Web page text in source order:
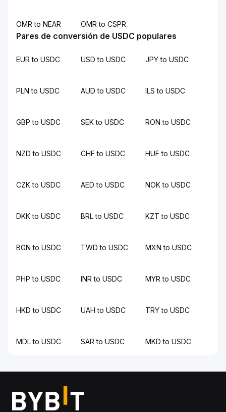
OMR to NEAR OMR to CSPR
Pares de conversión de USDC populares
EUR to USDC USD to USDC JPY to USDC
PLN to USDC AUD to USDC ILS to USDC
GBP to USDC SEK to USDC RON to USDC
NZD to USDC CHF to USDC HUF to USDC
CZK to USDC AED to USDC NOK to USDC
DKK to USDC BRL to USDC KZT to USDC
BGN to USDC TWD to USDC MXN to USDC
PHP to USDC INR to USDC MYR to USDC
HKD to USDC UAH to USDC TRY to USDC
MDL to USDC SAR to USDC MKD to USDC